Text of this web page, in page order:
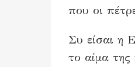
που οι
Συ είσαι η
το αίμα της